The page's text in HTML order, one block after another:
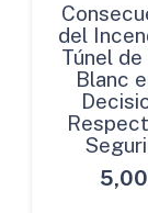
del
Túnel
Blanc
5,00